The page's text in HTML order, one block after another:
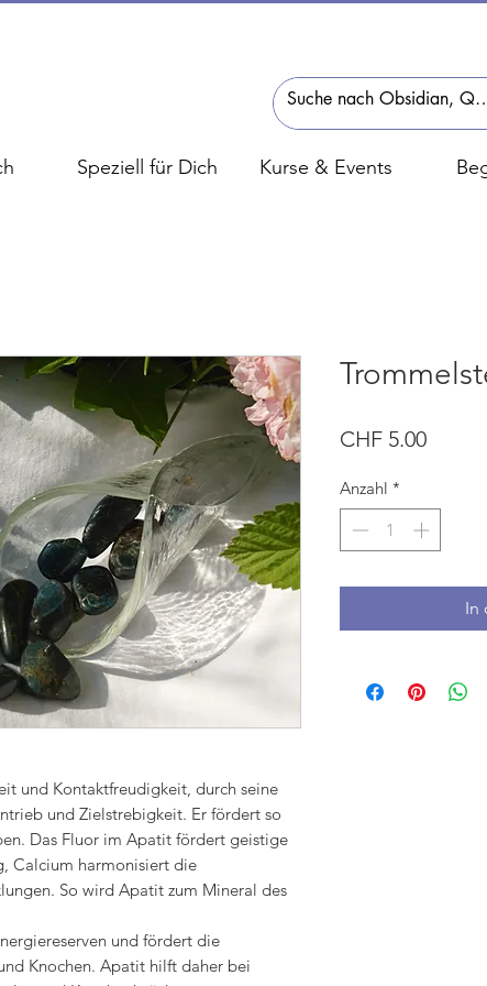
Speziell für Dich Kurse & Events
und Kontaktfreudigkeit, durch seine
und Zielstrebigkeit. Er fördert so
Das Fluor im Apatit fördert geistige
Calcium harmonisiert die
So wird Apatit zum Mineral des
und fördert die
Knochen. Apatit hilft daher bei
CHF 5.00Preis
Anzahl *
In